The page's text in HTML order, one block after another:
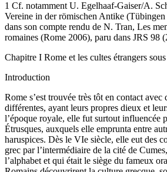
1 Cf. notamment U. Egelhaaf-Gaiser/A.
Vereine in der römischen Antike
dans son compte rendu de N. Tran, Les
romaines (Rome 2006), paru dans JRS 98
Chapitre I Rome et les cultes étrangers
Introduction
Rome s’est trouvée très tôt en contact avec
différentes, ayant leurs propres dieux et
l’époque royale, elle fut surtout influencée
Étrusques, auxquels elle emprunta entre
haruspices. Dès le VIe siècle, elle eut des
grec par l’intermédiaire de la cité de
l’alphabet et qui était le siège du fameux